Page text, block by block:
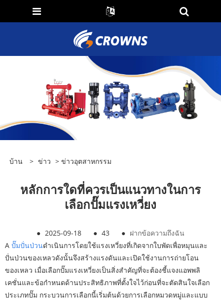
บ้าน > ข่าว > ข่าวอุตสาหกรรม
หลักการใดที่ควรเป็นแนวทางในการ
เลือกปั๊มแรงเหวี่ยง
● 2025-09-18 ● 43 ● ฝากข้อความถึงฉัน
A ปั๊มปั่นป่วนดำเนินการโดยใช้แรงเหวี่ยงที่เกิดจากใบพัดเพื่อหมุนและ
ปั่นป่วนของเหลวดังนั้นจึงสร้างแรงดันและเปิดใช้งานการถ่ายโอน
ของเหลว เมื่อเลือกปั๊มแรงเหวี่ยงเป็นสิ่งสำคัญที่จะต้องชี้แจงแอพพลิ
เคชั่นและข้อกำหนดด้านประสิทธิภาพที่ตั้งใจไว้ก่อนที่จะตัดสินใจเลือก
ประเภทปั๊ม กระบวนการเลือกนี้เริ่มต้นด้วยการเลือกหมวดหมู่และแบบ